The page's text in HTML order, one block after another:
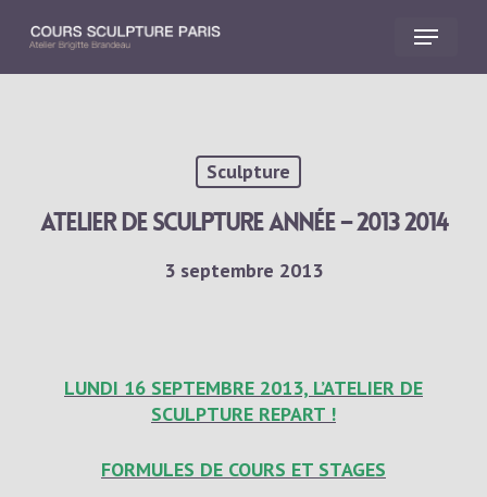
Menu
Sculpture
Atelier de sculpture année – 2013 2014
3 septembre 2013
LUNDI 16 SEPTEMBRE 2013, L’ATELIER DE
SCULPTURE REPART !
FORMULES DE COURS ET STAGES